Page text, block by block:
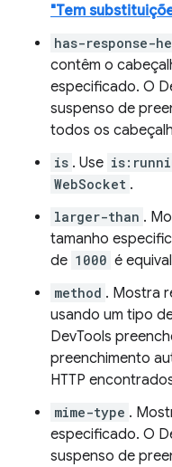
"Tem
has-response-
contêm o
especificado. O
suspenso de
todos os
is . Use
WebSocket .
larger-than .
tamanho
de 1000 é
method . Mostra
usando um tipo
DevTools
preenchimento
HTTP
mime-type .
especificado. O
suspenso de